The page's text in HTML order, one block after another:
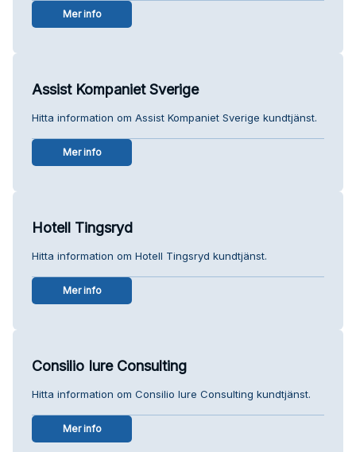
Mer info
Assist Kompaniet Sverige
Hitta information om Assist Kompaniet Sverige kundtjänst.
Mer info
Hotell Tingsryd
Hitta information om Hotell Tingsryd kundtjänst.
Mer info
Consilio Iure Consulting
Hitta information om Consilio Iure Consulting kundtjänst.
Mer info